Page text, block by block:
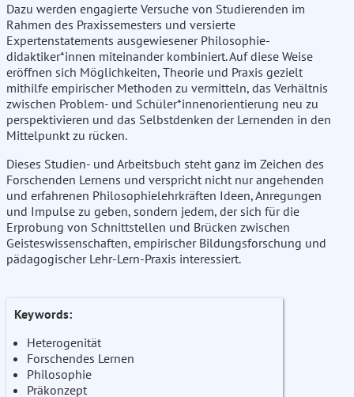
Dazu werden engagierte Versuche von Studierenden im
Rahmen des Praxissemesters und versierte
Expertenstatements ausgewiesener Philosophie-
didaktiker*innen miteinander kombiniert. Auf diese Weise
eröffnen sich Möglichkeiten, Theorie und Praxis gezielt
mithilfe empirischer Methoden zu vermitteln, das Verhältnis
zwischen Problem- und Schüler*innenorientierung neu zu
perspektivieren und das Selbstdenken der Lernenden in den
Mittelpunkt zu rücken.
Dieses Studien- und Arbeitsbuch steht ganz im Zeichen des
Forschenden Lernens und verspricht nicht nur angehenden
und erfahrenen Philosophielehrkräften Ideen, Anregungen
und Impulse zu geben, sondern jedem, der sich für die
Erprobung von Schnittstellen und Brücken zwischen
Geisteswissenschaften, empirischer Bildungsforschung und
pädagogischer Lehr-Lern-Praxis interessiert.
Keywords:
Heterogenität
Forschendes Lernen
Philosophie
Präkonzept